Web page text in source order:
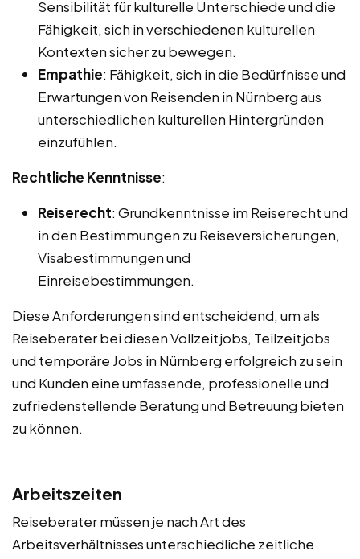
Sensibilität für kulturelle Unterschiede und die
Fähigkeit, sich in verschiedenen kulturellen
Kontexten sicher zu bewegen.
Empathie: Fähigkeit, sich in die Bedürfnisse und
Erwartungen von Reisenden in Nürnberg aus
unterschiedlichen kulturellen Hintergründen
einzufühlen.
Rechtliche Kenntnisse:
Reiserecht: Grundkenntnisse im Reiserecht und
in den Bestimmungen zu Reiseversicherungen,
Visabestimmungen und
Einreisebestimmungen.
Diese Anforderungen sind entscheidend, um als
Reiseberater bei diesen Vollzeitjobs, Teilzeitjobs
und temporäre Jobs in Nürnberg erfolgreich zu sein
und Kunden eine umfassende, professionelle und
zufriedenstellende Beratung und Betreuung bieten
zu können.
Arbeitszeiten
Reiseberater müssen je nach Art des
Arbeitsverhältnisses unterschiedliche zeitliche